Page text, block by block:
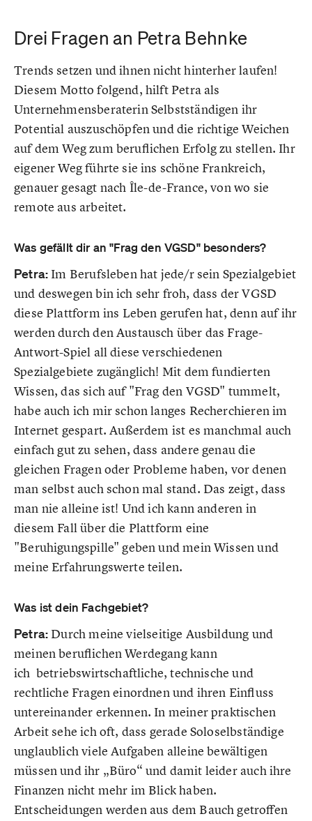
Drei Fragen an Petra Behnke
Trends setzen und ihnen nicht hinterher laufen!
Diesem Motto folgend, hilft Petra als
Unternehmensberaterin Selbstständigen ihr
Potential auszuschöpfen und die richtige Weichen
auf dem Weg zum beruflichen Erfolg zu stellen. Ihr
eigener Weg führte sie ins schöne Frankreich,
genauer gesagt nach Île-de-France, von wo sie
remote aus arbeitet.
Was gefällt dir an "Frag den VGSD" besonders?
Petra: Im Berufsleben hat jede/r sein Spezialgebiet
und deswegen bin ich sehr froh, dass der VGSD
diese Plattform ins Leben gerufen hat, denn auf ihr
werden durch den Austausch über das Frage-
Antwort-Spiel all diese verschiedenen
Spezialgebiete zugänglich! Mit dem fundierten
Wissen, das sich auf "Frag den VGSD" tummelt,
habe auch ich mir schon langes Recherchieren im
Internet gespart. Außerdem ist es manchmal auch
einfach gut zu sehen, dass andere genau die
gleichen Fragen oder Probleme haben, vor denen
man selbst auch schon mal stand. Das zeigt, dass
man nie alleine ist! Und ich kann anderen in
diesem Fall über die Plattform eine
"Beruhigungspille" geben und mein Wissen und
meine Erfahrungswerte teilen.
Was ist dein Fachgebiet?
Petra: Durch meine vielseitige Ausbildung und
meinen beruflichen Werdegang kann
ich betriebswirtschaftliche, technische und
rechtliche Fragen einordnen und ihren Einfluss
untereinander erkennen. In meiner praktischen
Arbeit sehe ich oft, dass gerade Soloselbständige
unglaublich viele Aufgaben alleine bewältigen
müssen und ihr „Büro“ und damit leider auch ihre
Finanzen nicht mehr im Blick haben.
Entscheidungen werden aus dem Bauch getroffen